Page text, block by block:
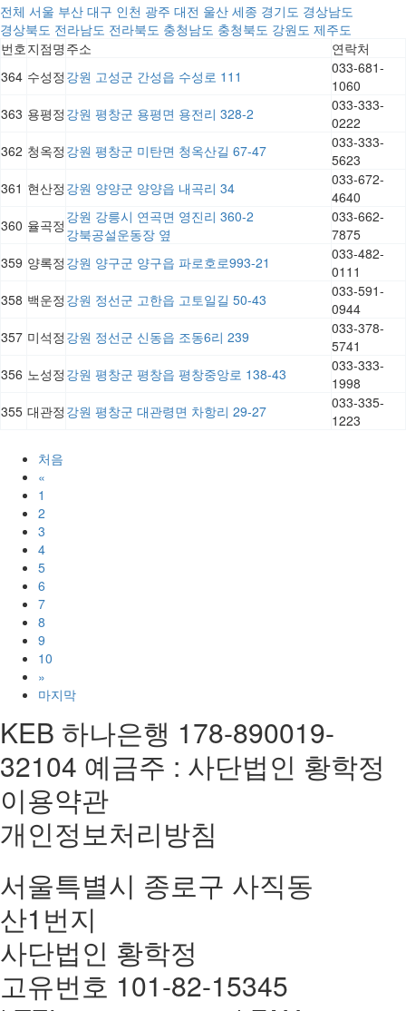
전체 서울 부산 대구 인천 광주 대전 울산 세종 경기도 경상남도
경상북도 전라남도 전라북도 충청남도 충청북도 강원도 제주도
번호지점명 주소
연락처
364 수성정 강원 고성군 간성읍 수성로 111
033-681-
1060
363 용평정 강원 평창군 용평면 용전리 328-2
033-333-
0222
362 청옥정 강원 평창군 미탄면 청옥산길 67-47
033-333-
5623
361 현산정 강원 양양군 양양읍 내곡리 34
033-672-
4640
360 율곡정 강원 강릉시 연곡면 영진리 360-2
강북공설운동장 옆
033-662-
7875
359 양록정 강원 양구군 양구읍 파로호로993-21
033-482-
0111
358 백운정 강원 정선군 고한읍 고토일길 50-43
033-591-
0944
357 미석정 강원 정선군 신동읍 조동6리 239
033-378-
5741
356 노성정 강원 평창군 평창읍 평창중앙로 138-43
033-333-
1998
355 대관정 강원 평창군 대관령면 차항리 29-27
033-335-
1223
처음
«
1
2
3
4
5
6
7
8
9
10
»
마지막
KEB 하나은행 178-890019-
32104 예금주 : 사단법인 황학정
이용약관
개인정보처리방침
서울특별시 종로구 사직동
산1번지
사단법인 황학정
고유번호 101-82-15345